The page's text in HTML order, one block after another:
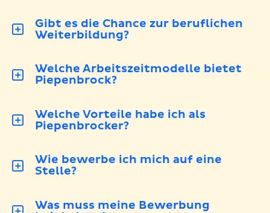
Gibt es die Chance zur beruflichen
Weiterbildung?
Welche Arbeitszeitmodelle bietet
Piepenbrock?
Welche Vorteile habe ich als
Piepenbrocker?
Wie bewerbe ich mich auf eine
Stelle?
Was muss meine Bewerbung